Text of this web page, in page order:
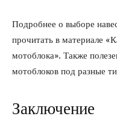
Подробнее о выборе
прочитать в материале
мотоблока». Также
мотоблоков под разные
Заключение